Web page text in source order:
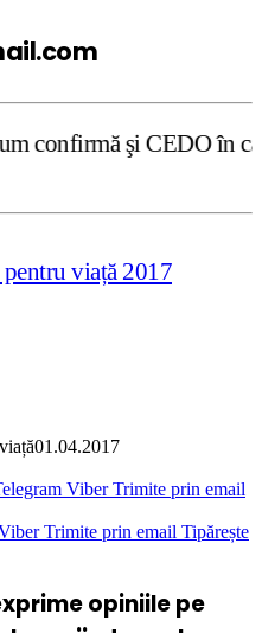
în cazul
viață 2017
01.04.2017
Viber Trimite prin email
Trimite prin email Tipărește
opiniile pe